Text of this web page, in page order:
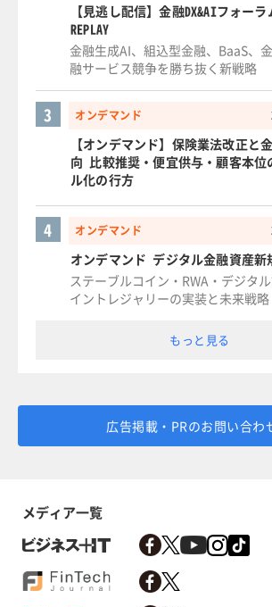
【見逃し配信】金融DX&AIフォー
REPLAY
金融生成AI、組込型金融、BaaS、
融サービス競争を勝ち抜く新戦略
オンデマンド
3
【オンデマンド】保険業法改正と
向 比較推奨・便宜供与・顧客本位
ル化の行方
オンデマンド
4
オンデマンド デジタル金融資産新
ステーブルコイン・RWA・デジタ
イントレジャリーの実装と未来戦略
もっと見る
広告掲載・PRのお問い合わ
メディア一覧